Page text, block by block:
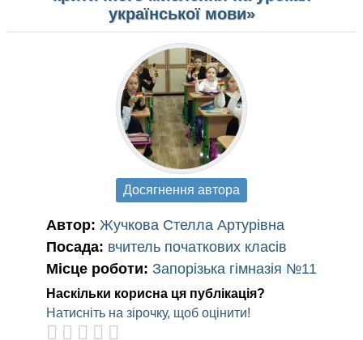
української мови»
Автор: Жучкова Стелла Артурівна
Посада: вчитель початкових класів
Місце роботи: Запорізька гімназія №11
Наскільки корисна ця публікація?
Натисніть на зірочку, щоб оцінити!
Досягнення автора